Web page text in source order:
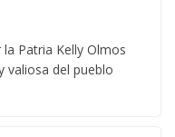
Patria Kelly Olmos
valiosa del pueblo